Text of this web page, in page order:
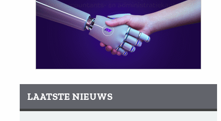
LAATSTE NIEUWS